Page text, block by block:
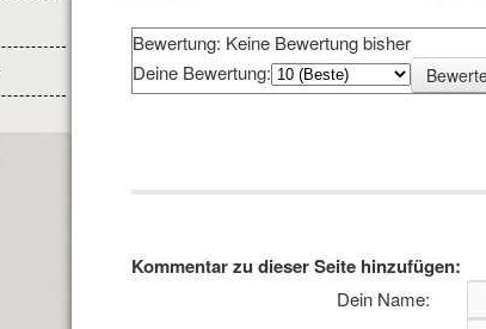
Bewertung: Keine Bewertung bisher
Deine Bewertung:
Kommentar zu dieser Seite hinzufügen:
Dein Name: